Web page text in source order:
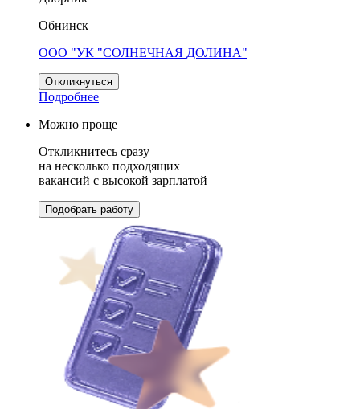
Обнинск
ООО "УК "СОЛНЕЧНАЯ ДОЛИНА"
Откликнуться
Подробнее
Можно проще
Откликнитесь сразу
на несколько подходящих
вакансий с высокой зарплатой
Подобрать работу